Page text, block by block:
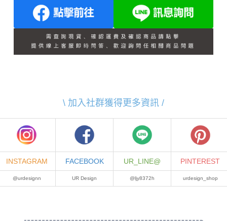
\ 加入社群獲得更多資訊 /
INSTAGRAM FACEBOOK UR_LINE@ PINTEREST
@urdesignn UR Design @ljy8372h urdesign_shop